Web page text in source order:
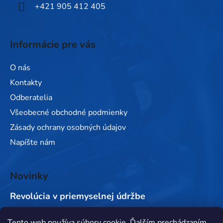
+421 905 412 405
Informácie pre vás
O nás
Kontakty
Odberatelia
Všeobecné obchodné podmienky
Zásady ochrany osobných údajov
Napíšte nám
Novinky
Revolúcia v priemyselnej údržbe